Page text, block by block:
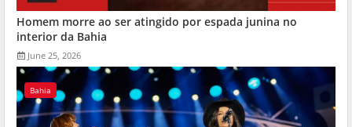
Homem morre ao ser atingido por espada junina no
interior da Bahia
June 25, 2026
Bahia